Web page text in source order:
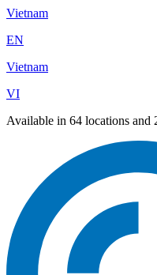
Vietnam
EN
Vietnam
VI
Available in 64 locations and